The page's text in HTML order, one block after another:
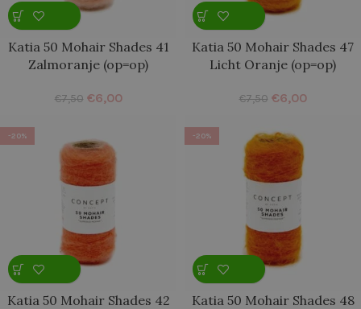
Katia 50 Mohair Shades 41
Zalmoranje (op=op)
€7,50 €6,00
Katia 50 Mohair Shades 47
Licht Oranje (op=op)
€7,50 €6,00
-20%
Katia 50 Mohair Shades 42
-20%
Katia 50 Mohair Shades 48